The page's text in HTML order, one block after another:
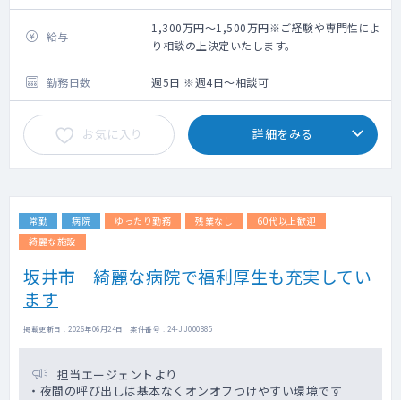
【外来】
外来担当コマ数：コマ程/週（AMのみ）
外来数：10～20名弱/コマ
※診療体制：2～3診
※一般内科診療対応が可能であれば問題あり
ません
【病棟管理】
病棟担当数：一般病棟40床、併設老健86床
(一般棟50床、認知症専門棟36床)
【当直・オンコール】
給与
1,300万円～1,500万円※ご経験や専門性によ
り相談の上決定いたします。
勤務日数 週5日 ※週4日～相談可
お気に入り 詳細をみる
常勤 病院 ゆったり勤務 残業なし
60代以上歓迎
綺麗な施設
坂井市 綺麗な病院で福利厚生も充実してい
ます
掲載更新日 : 2026年06月24日 案件番号 : 24-JJ000885
担当エージェントより
・夜間の呼び出しは基本なくオンオフつけやすい環境です